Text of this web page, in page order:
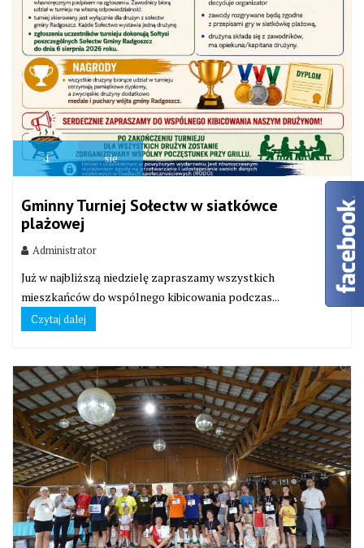
4 sie
Gminny Turniej Sołectw w siatkówce
plażowej
Administrator
Już w najbliższą niedzielę zapraszamy wszystkich
mieszkańców do wspólnego kibicowania podczas...
Czytaj dalej